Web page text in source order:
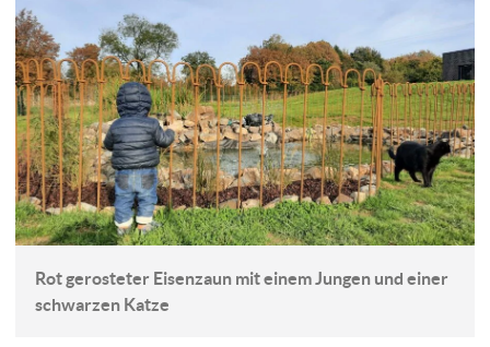
Rot gerosteter Eisenzaun mit einem Jungen und einer
schwarzen Katze